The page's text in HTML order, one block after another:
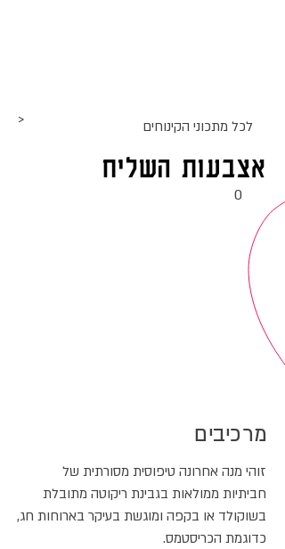
לכל מתכוני הקינוחים >
אצבעות השליח
0
מרכיבים
זוהי מנה אחרונה טיפוסית מסורתית של
חביתיות ממולאות בגבינת ריקוטה מתובלת
בשוקולד או בקפה ומוגשת בעיקר בארוחות חג,
כדוגמת הכריסטמס.